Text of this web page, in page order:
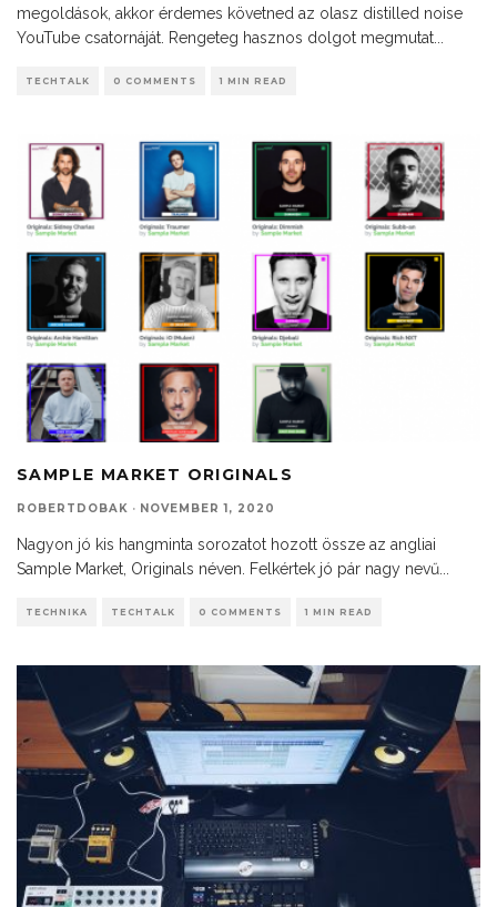
megoldások, akkor érdemes követned az olasz distilled noise
YouTube csatornáját. Rengeteg hasznos dolgot megmutat
TECHTALK 0 COMMENTS 1 MIN READ
SAMPLE MARKET ORIGINALS
ROBERTDOBAK · NOVEMBER 1, 2020
Nagyon jó kis hangminta sorozatot hozott össze az angliai
Sample Market, Originals néven. Felkértek jó pár nagy nevű...
TECHNIKA TECHTALK 0 COMMENTS 1 MIN READ